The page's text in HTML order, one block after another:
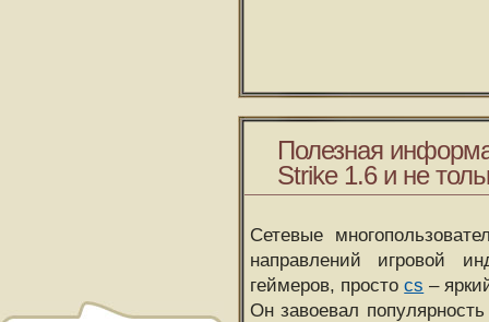
Полезная
Strike 1.6 и не
Сетевые
направлений игровой
геймеров, простоcs –
Он завоевал